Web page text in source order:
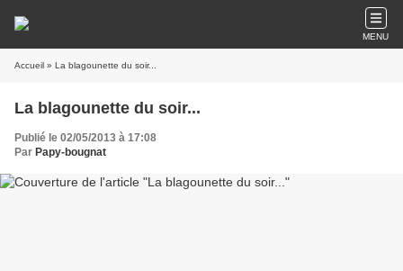
MENU
Accueil » La blagounette du soir...
La blagounette du soir...
Publié le 02/05/2013 à 17:08
Par Papy-bougnat